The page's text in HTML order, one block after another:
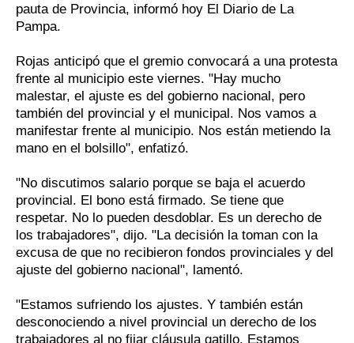
pauta de Provincia, informó hoy El Diario de La
Pampa.
Rojas anticipó que el gremio convocará a una protesta
frente al municipio este viernes. "Hay mucho
malestar, el ajuste es del gobierno nacional, pero
también del provincial y el municipal. Nos vamos a
manifestar frente al municipio. Nos están metiendo la
mano en el bolsillo", enfatizó.
"No discutimos salario porque se baja el acuerdo
provincial. El bono está firmado. Se tiene que
respetar. No lo pueden desdoblar. Es un derecho de
los trabajadores", dijo. "La decisión la toman con la
excusa de que no recibieron fondos provinciales y del
ajuste del gobierno nacional", lamentó.
"Estamos sufriendo los ajustes. Y también están
desconociendo a nivel provincial un derecho de los
trabajadores al no fijar cláusula gatillo. Estamos